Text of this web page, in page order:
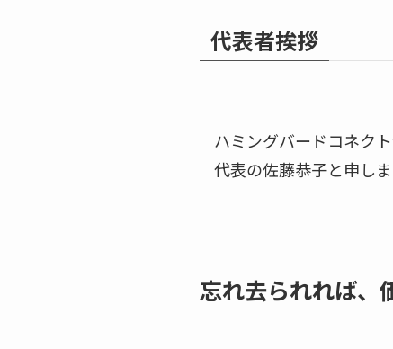
代表者挨拶
ハミングバードコネク
代表の佐藤恭子と申しま
忘れ去られれば、